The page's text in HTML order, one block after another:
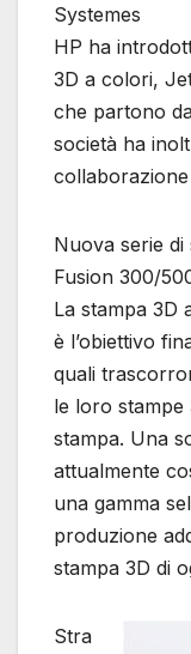
Systemes
HP ha
3D a colori,
che partono
società ha
Nuova serie
Fusion 300/
La stampa 3D
è l’obiettivo
quali
le loro stampe
stampa. Una
attualmente
una gamma
produzione
stampa 3D di
Stra